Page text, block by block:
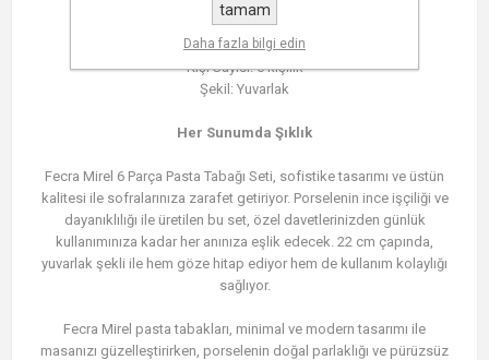
Ölçü: 22 cm çapında tabaklar
Parça Sayısı: 6 adet
Kişi Sayısı: 6 kişilik
Şekil: Yuvarlak
Her Sunumda Şıklık
Fecra Mirel 6 Parça Pasta Tabağı Seti, sofistike tasarımı ve üstün
kalitesi ile sofralarınıza zarafet getiriyor. Porselenin ince işçiliği ve
dayanıklılığı ile üretilen bu set, özel davetlerinizden günlük
kullanımınıza kadar her anınıza eşlik edecek. 22 cm çapında,
yuvarlak şekli ile hem göze hitap ediyor hem de kullanım kolaylığı
sağlıyor.
Fecra Mirel pasta tabakları, minimal ve modern tasarımı ile
masanızı güzelleştirirken, porselenin doğal parlaklığı ve pürüzsüz
tamam
Daha fazla bilgi edin